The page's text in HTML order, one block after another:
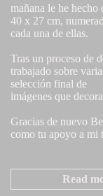
mañana le he hecho
40 x 27 cm,
cada una de ellas.
Tras un proceso de
trabajado sobre
selección final de
imágenes que
Gracias de nuevo
como tu apoyo a mi
Read